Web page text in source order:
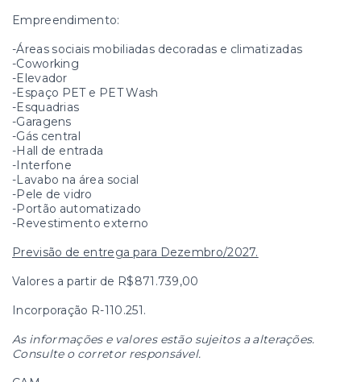
Empreendimento:
-Áreas sociais mobiliadas decoradas e climatizadas
-Coworking
-Elevador
-Espaço PET e PET Wash
-Esquadrias
-Garagens
-Gás central
-Hall de entrada
-Interfone
-Lavabo na área social
-Pele de vidro
-Portão automatizado
-Revestimento externo
Previsão de entrega para Dezembro/2027.
Valores a partir de R$871.739,00
Incorporação R-110.251.
As informações e valores estão sujeitos a alterações.
Consulte o corretor responsável.